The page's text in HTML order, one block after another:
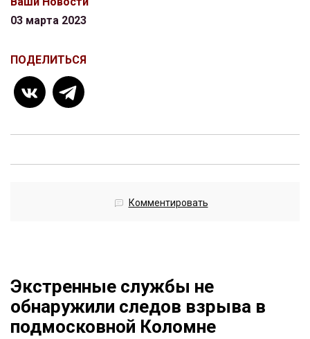
03 марта 2023
ПОДЕЛИТЬСЯ
Комментировать
Экстренные службы не
обнаружили следов взрыва в
подмосковной Коломне